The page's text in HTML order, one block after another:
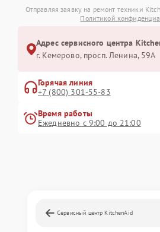
Отправляя заявку на ремонт техники
Политикой
Адрес сервисного центра
г. Кемерово, просп. Ленина, 59А
Горячая линия
+7 (800) 301-55-83
Время работы
Ежедневно с 9:00 до 21:00
Сервисный центр KitchenAid